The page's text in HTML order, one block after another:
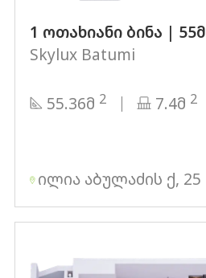
1 ოთახიანი ბინა | 55მ
Skylux Batumi
55.36მ 2 7.4მ 2
ილია აბულაძის ქ, 25